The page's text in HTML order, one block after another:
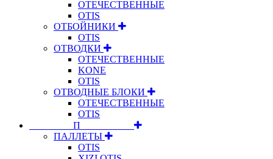
ОТЕЧЕСТВЕННЫЕ
OTIS
ОТБОЙНИКИ
OTIS
ОТВОДКИ
ОТЕЧЕСТВЕННЫЕ
KONE
OTIS
ОТВОДНЫЕ БЛОКИ
ОТЕЧЕСТВЕННЫЕ
OTIS
⠀⠀⠀⠀⠀⠀П⠀⠀⠀⠀⠀⠀⠀
ПАЛЛЕТЫ
OTIS